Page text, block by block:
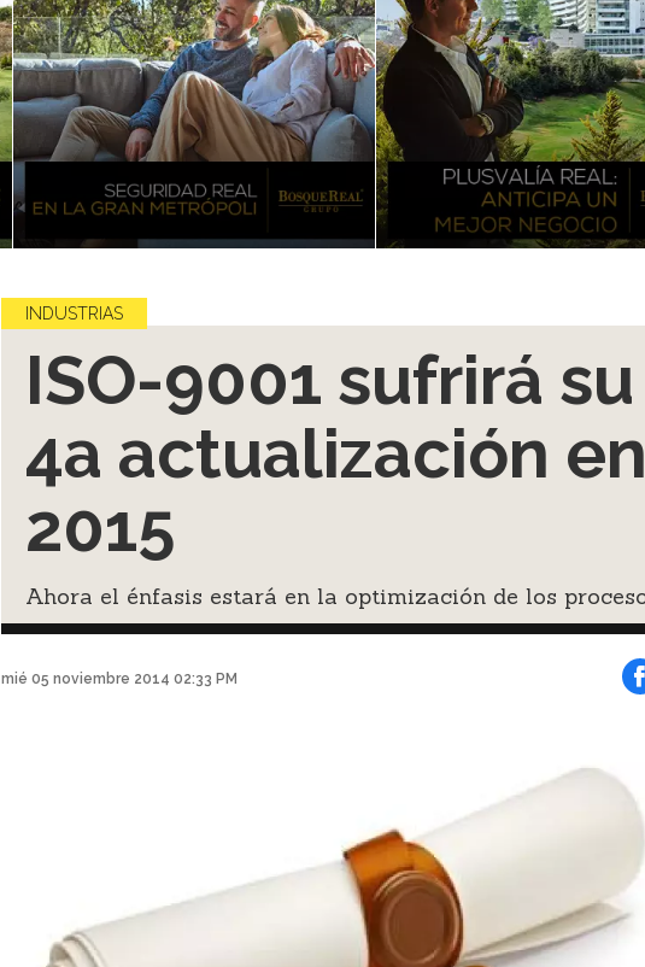
INDUSTRIAS
ISO-9001 sufrirá su
4a actualización en
2015
Ahora el énfasis estará en la optimización de los
mié 05 noviembre 2014 02:33 PM